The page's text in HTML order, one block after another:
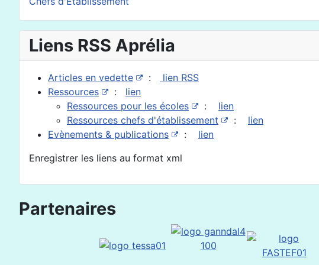
Liens RSS Aprélia
Articles en vedette :
lien RSS
Ressources
: lien
Ressources pour les écoles
: lien
Ressources chefs d'établissement
: lien
Evènements & publications
: lien
Enregistrer les liens au format xml
Partenaires